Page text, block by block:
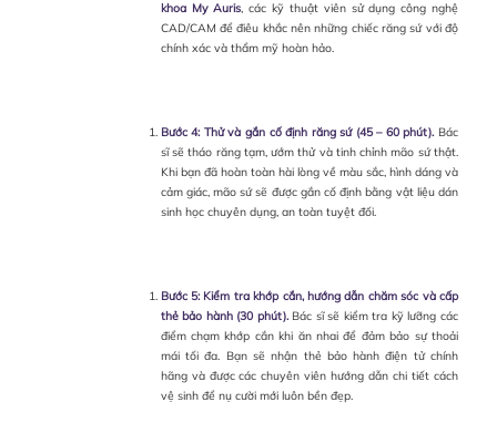
khoa My Auris, các kỹ thuật viên sử dụng công nghệ
CAD/CAM để điêu khắc nên những chiếc răng sứ với độ
chính xác và thẩm mỹ hoàn hảo.
Bước 4: Thử và gắn cố định răng sứ (45 – 60 phút).Bác
sĩ sẽ tháo răng tạm, ướm thử và tinh chỉnh mão sứ thật.
Khi bạn đã hoàn toàn hài lòng về màu sắc, hình dáng và
cảm giác, mão sứ sẽ được gắn cố định bằng vật liệu dán
sinh học chuyên dụng, an toàn tuyệt đối.
Bước 5: Kiểm tra khớp cắn, hướng dẫn chăm sóc và cấp
thẻ bảo hành (30 phút).Bác sĩ sẽ kiểm tra kỹ lưỡng các
điểm chạm khớp cắn khi ăn nhai để đảm bảo sự thoải
mái tối đa. Bạn sẽ nhận thẻ bảo hành điện tử chính
hãng và được các chuyên viên hướng dẫn chi tiết cách
vệ sinh để nụ cười mới luôn bền đẹp.